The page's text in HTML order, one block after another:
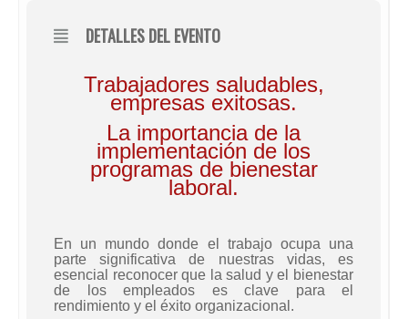
DETALLES DEL EVENTO
Trabajadores saludables,
empresas exitosas.
La importancia de la
implementación de los
programas de bienestar
laboral.
En un mundo donde el trabajo ocupa una
parte significativa de nuestras vidas, es
esencial reconocer que la salud y el bienestar
de los empleados es clave para el
rendimiento y el éxito organizacional.